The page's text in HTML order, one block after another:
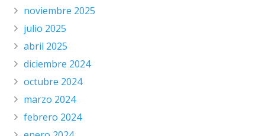
noviembre 2025
julio 2025
abril 2025
diciembre 2024
octubre 2024
marzo 2024
febrero 2024